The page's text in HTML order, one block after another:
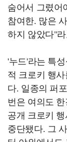
숨어서 그렸어
참여한. 많은
하지 않았다"
'누드'라는 특
적 크로키 행
다. 일종의 퍼
번은 여의도
공개 크로키
중단됐다. 그